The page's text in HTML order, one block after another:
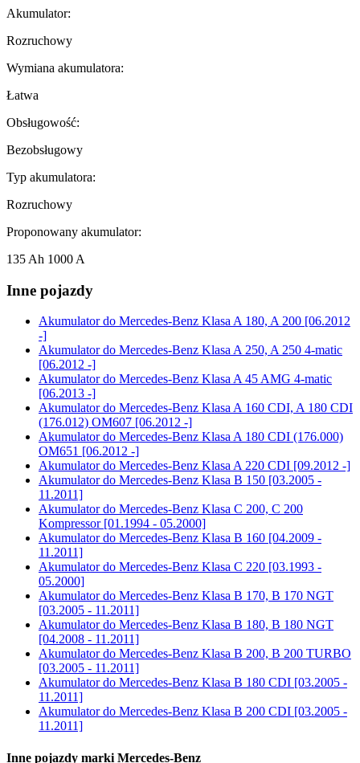
Akumulator:
Rozruchowy
Wymiana akumulatora:
Łatwa
Obsługowość:
Bezobsługowy
Typ akumulatora:
Rozruchowy
Proponowany akumulator:
135 Ah 1000 A
Inne pojazdy
Akumulator do Mercedes-Benz Klasa A 180, A 200 [06.2012
-]
Akumulator do Mercedes-Benz Klasa A 250, A 250 4-matic
[06.2012 -]
Akumulator do Mercedes-Benz Klasa A 45 AMG 4-matic
[06.2013 -]
Akumulator do Mercedes-Benz Klasa A 160 CDI, A 180 CDI
(176.012) OM607 [06.2012 -]
Akumulator do Mercedes-Benz Klasa A 180 CDI (176.000)
OM651 [06.2012 -]
Akumulator do Mercedes-Benz Klasa A 220 CDI [09.2012 -]
Akumulator do Mercedes-Benz Klasa B 150 [03.2005 -
11.2011]
Akumulator do Mercedes-Benz Klasa C 200, C 200
Kompressor [01.1994 - 05.2000]
Akumulator do Mercedes-Benz Klasa B 160 [04.2009 -
11.2011]
Akumulator do Mercedes-Benz Klasa C 220 [03.1993 -
05.2000]
Akumulator do Mercedes-Benz Klasa B 170, B 170 NGT
[03.2005 - 11.2011]
Akumulator do Mercedes-Benz Klasa B 180, B 180 NGT
[04.2008 - 11.2011]
Akumulator do Mercedes-Benz Klasa B 200, B 200 TURBO
[03.2005 - 11.2011]
Akumulator do Mercedes-Benz Klasa B 180 CDI [03.2005 -
11.2011]
Akumulator do Mercedes-Benz Klasa B 200 CDI [03.2005 -
11.2011]
Inne pojazdy marki Mercedes-Benz